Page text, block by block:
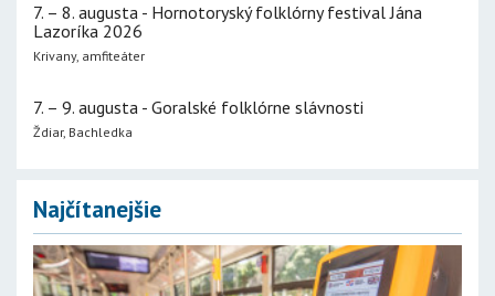
7. – 8. augusta - Hornotoryský folklórny festival Jána
Lazoríka 2026
Krivany, amfiteáter
7. – 9. augusta - Goralské folklórne slávnosti
Ždiar, Bachledka
Najčítanejšie